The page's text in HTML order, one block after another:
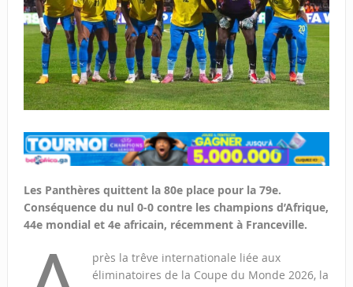
Les Panthères quittent la 80e place pour la 79e.
Conséquence du nul 0-0 contre les champions d’Afrique,
44e mondial et 4e africain, récemment à Franceville.
près la trêve internationale liée aux
éliminatoires de la Coupe du Monde 2026, la